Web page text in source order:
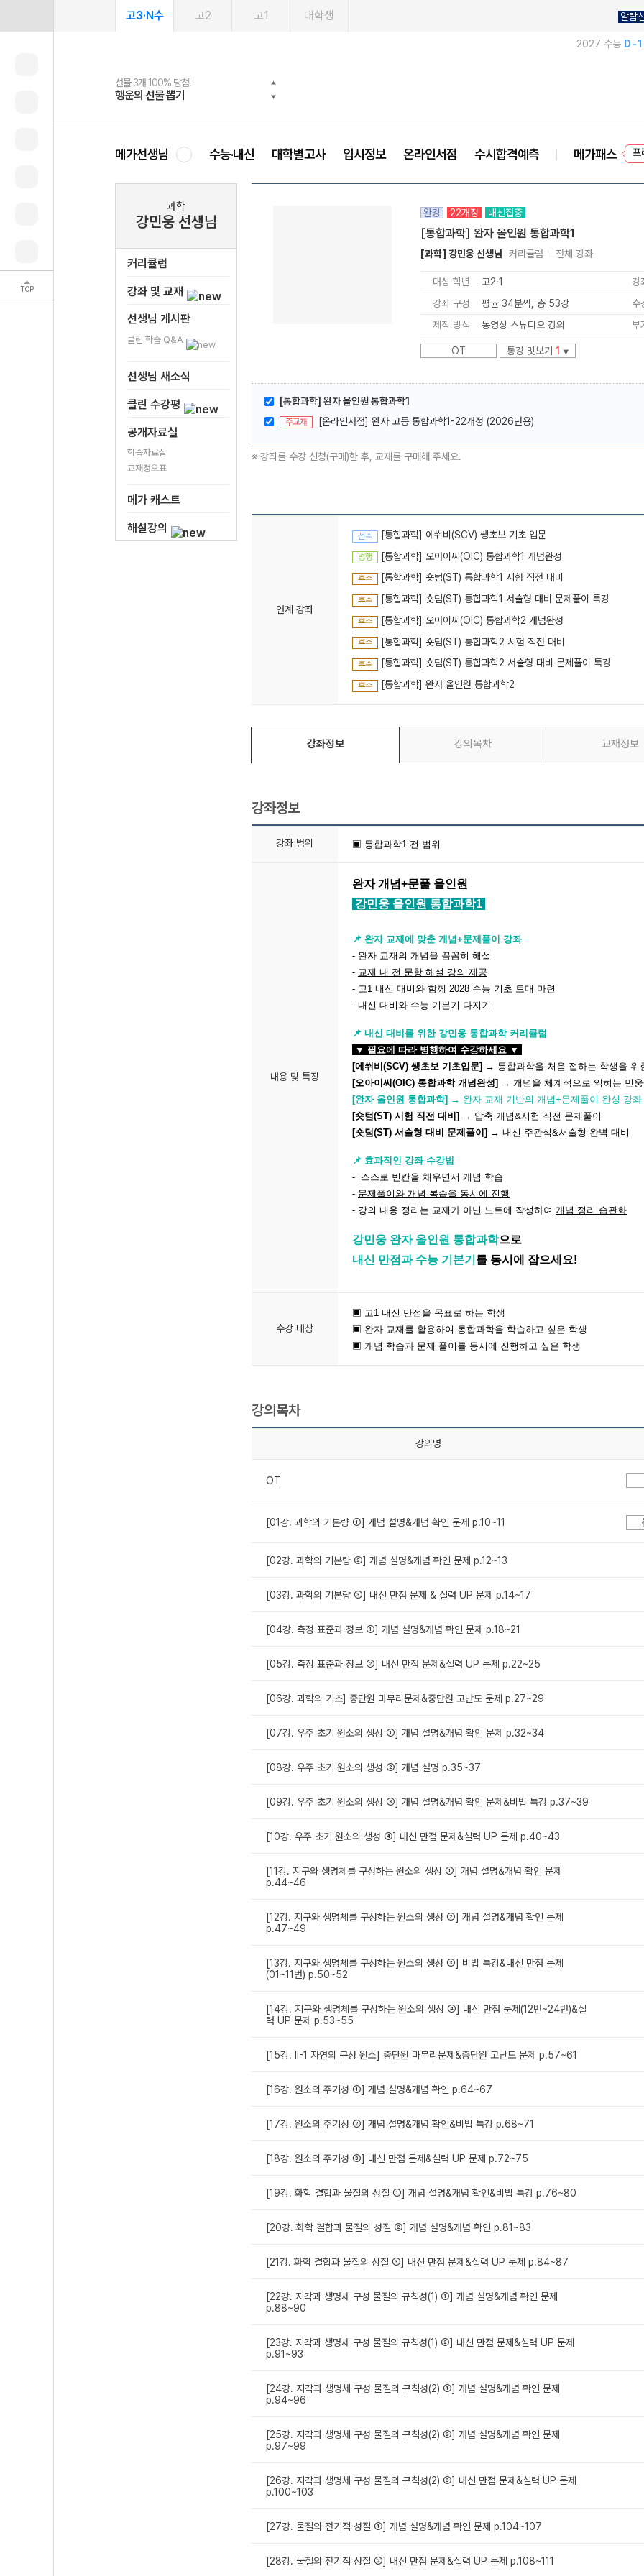
TOP
고3·N수 고2 고1 대학생 알람
2027 수능 D-
선물 3개 100% 당첨!
행운의 선물 뽑기
선물 100% 증정!
메가스터디 X 올리브
여름방학 스터디 캐시백
메가런 썸머스쿨
2027 러셀 단과
강사 공개선발
스마트러닝앱
설문 EVENT
메가패스
3일 무료 체험권
메가패스 수강생 무료혜택!
메가클럽 멤버십
사회공헌 캠페인
희망이룸 메가나눔
메가선생님 수능·내신 대학별고사 입시정보 온라인서점 수시합격예측 메가패스
과학
강민웅 선생님
커리큘럼
강좌 및 교재
선생님 게시판
클린 학습 Q&A
선생님 새소식
클린 수강평
공개자료실
학습자료실
교재정오표
메가 캐스트
해설강의
완강 22개정 내신집중
[통합과학] 완자 올인원 통합과학1
[과학] 강민웅 선생님 커리큘럼 전체 강좌
대상 학년 고2·1 강
강좌 구성
평균 34분씩, 총 53강 수
제작 방식
동영상 스튜디오 강의 부
OT 통강 맛보기 1 ▼
[통합과학] 완자 올인원 통합과학1
주교재 [온라인서점] 완자 고등 통합과학1-22개정 (2026년용)
※ 강좌를 수강 신청(구매)한 후, 교재를 구매해 주세요.
연계 강좌
선수 [통합과학] 에쒸비(SCV) 쌩초보 기초 입문
병행 [통합과학] 오아이씨(OIC) 통합과학1 개념완성
후수 [통합과학] 숏텀(ST) 통합과학1 시험 직전 대비
후수 [통합과학] 숏텀(ST) 통합과학1 서술형 대비 문제풀이 특강
후수 [통합과학] 오아이씨(OIC) 통합과학2 개념완성
후수 [통합과학] 숏텀(ST) 통합과학2 시험 직전 대비
후수 [통합과학] 숏텀(ST) 통합과학2 서술형 대비 문제풀이 특강
후수 [통합과학] 완자 올인원 통합과학2
강좌정보 강의목차 교재정보
강좌정보
강좌 범위 ▣ 통합과학1 전 범위
내용 및 특징
완자 개념+문풀 올인원
강민웅 올인원 통합과학1
📌 완자 교재에 맞춘 개념+문제풀이 강좌
- 완자 교재의 개념을 꼼꼼히 해설
- 교재 내 전 문항 해설 강의 제공
- 고1 내신 대비와 함께 2028 수능 기초 토대 마련
- 내신 대비와 수능 기본기 다지기
📌 내신 대비를 위한 강민웅 통합과학 커리큘럼
▼ 필요에 따라 병행하여 수강하세요 ▼
[에쒸비(SCV) 쌩초보 기초입문] → 통합과학을 처음 접하는 학생을 위
[오아이씨(OIC) 통합과학 개념완성] → 개념을 체계적으로 익히는 민
[완자 올인원 통합과학] → 완자 교재 기반의 개념+문제풀이 완성 강좌
[숏텀(ST) 시험 직전 대비] → 압축 개념&시험 직전 문제풀이
[숏텀(ST) 서술형 대비 문제풀이] → 내신 주관식&서술형 완벽 대비
📌 효과적인 강좌 수강법
- 스스로 빈칸을 채우면서 개념 학습
- 문제풀이와 개념 복습을 동시에 진행
- 강의 내용 정리는 교재가 아닌 노트에 작성하여 개념 정리 습관화
강민웅 완자 올인원 통합과학으로
내신 만점과 수능 기본기 를 동시에 잡으세요!
수강 대상
▣ 고1 내신 만점을 목표로 하는 학생
▣ 완자 교재를 활용하여 통합과학을 학습하고 싶은 학생
▣ 개념 학습과 문제 풀이를 동시에 진행하고 싶은 학생
강의목차
강의명
OT
[01강. 과학의 기본량 ①] 개념 설명&개념 확인 문제 p.10~11
[02강. 과학의 기본량 ②] 개념 설명&개념 확인 문제 p.12~13
[03강. 과학의 기본량 ③] 내신 만점 문제 & 실력 UP 문제 p.14~17
[04강. 측정 표준과 정보 ①] 개념 설명&개념 확인 문제 p.18~21
[05강. 측정 표준과 정보 ②] 내신 만점 문제&실력 UP 문제 p.22~25
[06강. 과학의 기초] 중단원 마무리문제&중단원 고난도 문제 p.27~29
[07강. 우주 초기 원소의 생성 ①] 개념 설명&개념 확인 문제 p.32~34
[08강. 우주 초기 원소의 생성 ②] 개념 설명 p.35~37
[09강. 우주 초기 원소의 생성 ③] 개념 설명&개념 확인 문제&비법 특강 p.37~39
[10강. 우주 초기 원소의 생성 ④] 내신 만점 문제&실력 UP 문제 p.40~43
[11강. 지구와 생명체를 구성하는 원소의 생성 ①] 개념 설명&개념 확인 문제
p.44~46
[12강. 지구와 생명체를 구성하는 원소의 생성 ②] 개념 설명&개념 확인 문제
p.47~49
[13강. 지구와 생명체를 구성하는 원소의 생성 ③] 비법 특강&내신 만점 문제
(01~11번) p.50~52
[14강. 지구와 생명체를 구성하는 원소의 생성 ④] 내신 만점 문제(12번~24번)&실
력 UP 문제 p.53~55
[15강. Ⅱ-1 자연의 구성 원소] 중단원 마무리문제&중단원 고난도 문제 p.57~61
[16강. 원소의 주기성 ①] 개념 설명&개념 확인 p.64~67
[17강. 원소의 주기성 ②] 개념 설명&개념 확인&비법 특강 p.68~71
[18강. 원소의 주기성 ③] 내신 만점 문제&실력 UP 문제 p.72~75
[19강. 화학 결합과 물질의 성질 ①] 개념 설명&개념 확인&비법 특강 p.76~80
[20강. 화학 결합과 물질의 성질 ②] 개념 설명&개념 확인 p.81~83
[21강. 화학 결합과 물질의 성질 ③] 내신 만점 문제&실력 UP 문제 p.84~87
[22강. 지각과 생명체 구성 물질의 규칙성(1) ①] 개념 설명&개념 확인 문제
p.88~90
[23강. 지각과 생명체 구성 물질의 규칙성(1) ②] 내신 만점 문제&실력 UP 문제
p.91~93
[24강. 지각과 생명체 구성 물질의 규칙성(2) ①] 개념 설명&개념 확인 문제
p.94~96
[25강. 지각과 생명체 구성 물질의 규칙성(2) ②] 개념 설명&개념 확인 문제
p.97~99
[26강. 지각과 생명체 구성 물질의 규칙성(2) ③] 내신 만점 문제&실력 UP 문제
p.100~103
[27강. 물질의 전기적 성질 ①] 개념 설명&개념 확인 문제 p.104~107
[28강. 물질의 전기적 성질 ②] 내신 만점 문제&실력 UP 문제 p.108~111